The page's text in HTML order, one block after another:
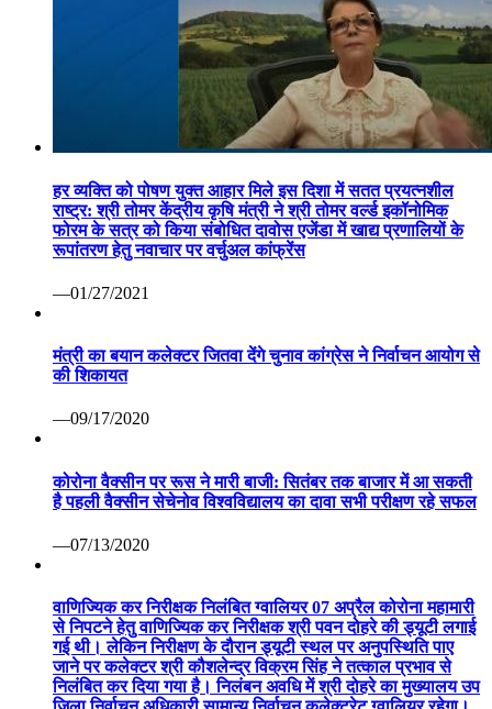
हर व्यक्ति को पोषण युक्त आहार मिले इस दिशा में सतत प्रयत्नशील
राष्ट्र: श्री तोमर केंद्रीय कृषि मंत्री ने श्री तोमर वर्ल्ड इकॉनोमिक
फोरम के सत्र को किया संबोधित दावोस एजेंडा में खाद्य प्रणालियों के
रूपांतरण हेतु नवाचार पर वर्चुअल कांफ्रेंस
—01/27/2021
मंत्री का बयान कलेक्टर जितवा देंगे चुनाव कांग्रेस ने निर्वाचन आयोग से
की शिकायत
—09/17/2020
कोरोना वैक्सीन पर रूस ने मारी बाजी: सितंबर तक बाजार में आ सकती
है पहली वैक्सीन सेचेनोव विश्वविद्यालय का दावा सभी परीक्षण रहे सफल
—07/13/2020
वाणिज्यिक कर निरीक्षक निलंबित ग्वालियर 07 अप्रैल कोरोना महामारी
से निपटने हेतु वाणिज्यिक कर निरीक्षक श्री पवन दोहरे की ड्यूटी लगाई
गई थी। लेकिन निरीक्षण के दौरान ड्यूटी स्थल पर अनुपस्थिति पाए
जाने पर कलेक्टर श्री कौशलेन्द्र विक्रम सिंह ने तत्काल प्रभाव से
निलंबित कर दिया गया है। निलंबन अवधि में श्री दोहरे का मुख्यालय उप